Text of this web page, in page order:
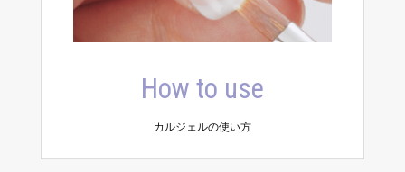
How to use
カルジェルの使い方